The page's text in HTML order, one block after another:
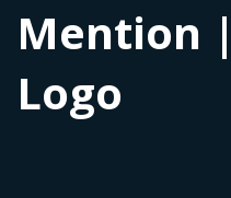
Mention
Logo